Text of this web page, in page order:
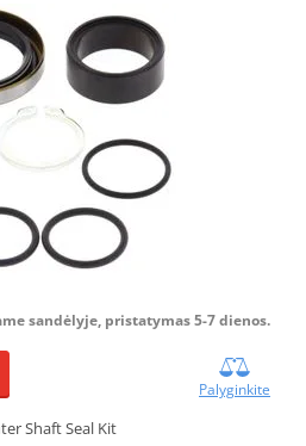
sandėlyje, pristatymas 5-7 dienos.
Palyginkite
Shaft Seal Kit